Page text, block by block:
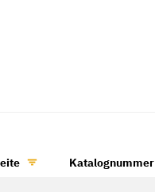
Katalognummer